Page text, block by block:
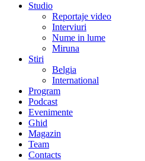
Studio
Reportaje video
Interviuri
Nume in lume
Miruna
Stiri
Belgia
International
Program
Podcast
Evenimente
Ghid
Magazin
Team
Contacts